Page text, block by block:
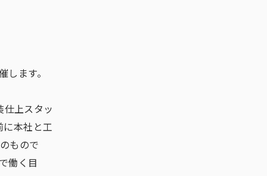
ます。
上スタッ
本社と工
もので
働く目